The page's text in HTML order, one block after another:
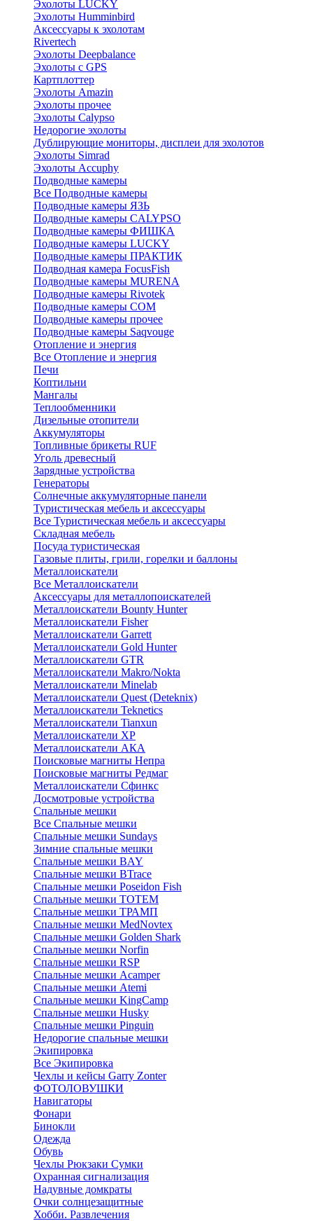
Эхолоты LUCKY
Эхолоты Humminbird
Аксессуары к эхолотам
Rivertech
Эхолоты Deepbalance
Эхолоты с GPS
Картплоттер
Эхолоты Amazin
Эхолоты прочее
Эхолоты Calypso
Недорогие эхолоты
Дублирующие мониторы, дисплеи для эхолотов
Эхолоты Simrad
Эхолоты Accuphy
Подводные камеры
Все Подводные камеры
Подводные камеры ЯЗЬ
Подводные камеры CALYPSO
Подводные камеры ФИШКА
Подводные камеры LUCKY
Подводные камеры ПРАКТИК
Подводная камера FocusFish
Подводные камеры MURENA
Подводные камеры Rivotek
Подводные камеры СОМ
Подводные камеры прочее
Подводные камеры Saqvouge
Отопление и энергия
Все Отопление и энергия
Печи
Коптильни
Мангалы
Теплообменники
Дизельные отопители
Аккумуляторы
Топливные брикеты RUF
Уголь древесный
Зарядные устройства
Генераторы
Солнечные аккумуляторные панели
Туристическая мебель и аксессуары
Все Туристическая мебель и аксессуары
Складная мебель
Посуда туристическая
Газовые плиты, грили, горелки и баллоны
Металлоискатели
Все Металлоискатели
Аксессуары для металлопоискателей
Металлоискатели Bounty Hunter
Металлоискатели Fisher
Металлоискатели Garrett
Металлоискатели Gold Hunter
Металлоискатели GTR
Металлоискатели Makro/Nokta
Металлоискатели Minelab
Металлоискатели Quest (Deteknix)
Металлоискатели Teknetics
Металлоискатели Tianxun
Металлоискатели XP
Металлоискатели АКА
Поисковые магниты Непра
Поисковые магниты Редмаг
Металлоискатели Сфинкс
Досмотровые устройства
Спальные мешки
Все Спальные мешки
Спальные мешки Sundays
Зимние спальные мешки
Спальные мешки BAY
Спальные мешки BTrace
Спальные мешки Poseidon Fish
Спальные мешки ТОТЕМ
Спальные мешки ТРАМП
Cпальные мешки MedNovtex
Спальные мешки Golden Shark
Спальные мешки Norfin
Спальные мешки RSP
Спальные мешки Acamper
Спальные мешки Atemi
Спальные мешки KingCamp
Спальные мешки Husky
Спальные мешки Pinguin
Недорогие спальные мешки
Экипировка
Все Экипировка
Чехлы и кейсы Garry Zonter
ФОТОЛОВУШКИ
Навигаторы
Фонари
Бинокли
Одежда
Обувь
Чехлы Рюкзаки Сумки
Охранная сигнализация
Надувные домкраты
Очки солнцезащитные
Хобби. Развлечения